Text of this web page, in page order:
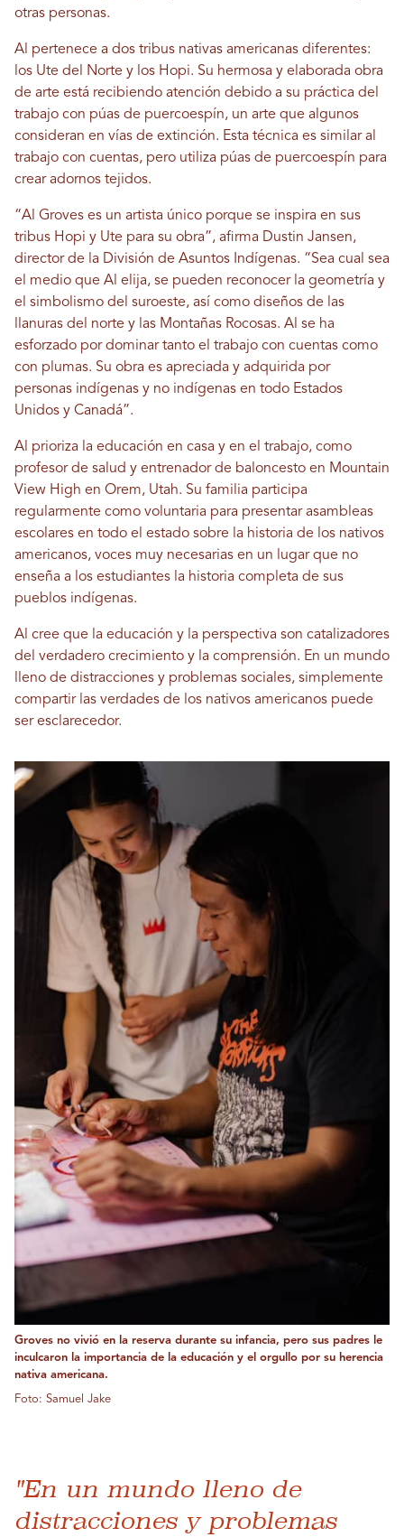
otras personas.
Al pertenece a dos tribus nativas americanas diferentes:
los Ute del Norte y los Hopi. Su hermosa y elaborada obra
de arte está recibiendo atención debido a su práctica del
trabajo con púas de puercoespín, un arte que algunos
consideran en vías de extinción. Esta técnica es similar al
trabajo con cuentas, pero utiliza púas de puercoespín para
crear adornos tejidos.
“Al Groves es un artista único porque se inspira en sus
tribus Hopi y Ute para su obra”, afirma Dustin Jansen,
director de la División de Asuntos Indígenas. “Sea cual sea
el medio que Al elija, se pueden reconocer la geometría y
el simbolismo del suroeste, así como diseños de las
llanuras del norte y las Montañas Rocosas. Al se ha
esforzado por dominar tanto el trabajo con cuentas como
con plumas. Su obra es apreciada y adquirida por
personas indígenas y no indígenas en todo Estados
Unidos y Canadá”.
Al prioriza la educación en casa y en el trabajo, como
profesor de salud y entrenador de baloncesto en Mountain
View High en Orem, Utah. Su familia participa
regularmente como voluntaria para presentar asambleas
escolares en todo el estado sobre la historia de los nativos
americanos, voces muy necesarias en un lugar que no
enseña a los estudiantes la historia completa de sus
pueblos indígenas.
Al cree que la educación y la perspectiva son catalizadores
del verdadero crecimiento y la comprensión. En un mundo
lleno de distracciones y problemas sociales, simplemente
compartir las verdades de los nativos americanos puede
ser esclarecedor.
Groves no vivió en la reserva durante su infancia, pero sus padres le
inculcaron la importancia de la educación y el orgullo por su herencia
nativa americana.
Foto: Samuel Jake
"En un mundo lleno de
distracciones y problemas